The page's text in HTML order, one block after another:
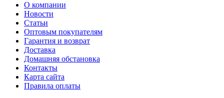
О компании
Новости
Статьи
Оптовым покупателям
Гарантия и возврат
Доставка
Домашняя обстановка
Контакты
Карта сайта
Правила оплаты